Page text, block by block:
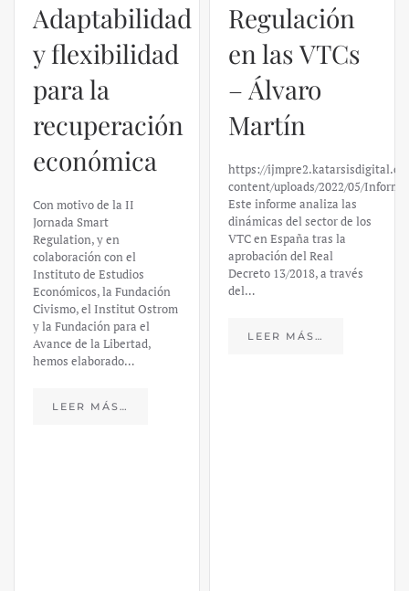
Adaptabilidad
y flexibilidad
para la
recuperación
económica
Con motivo de la II
Jornada Smart
Regulation, y en
colaboración con el
Instituto de Estudios
Económicos, la Fundación
Civismo, el Institut Ostrom
y la Fundación para el
Avance de la Libertad,
hemos elaborado…
LEER MÁS…
Regulación
en las VTCs
– Álvaro
Martín
https://
content/uploads/2022/05/
Este informe analiza las
dinámicas del sector de los
VTC en España tras la
aprobación del Real
Decreto 13/2018, a través
del…
LEER MÁS…